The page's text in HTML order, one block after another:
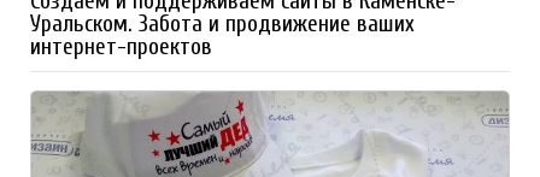
Уральском. Забота и продвижение ваших
интернет-проектов